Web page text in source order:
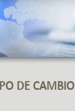
DE CAMBIO